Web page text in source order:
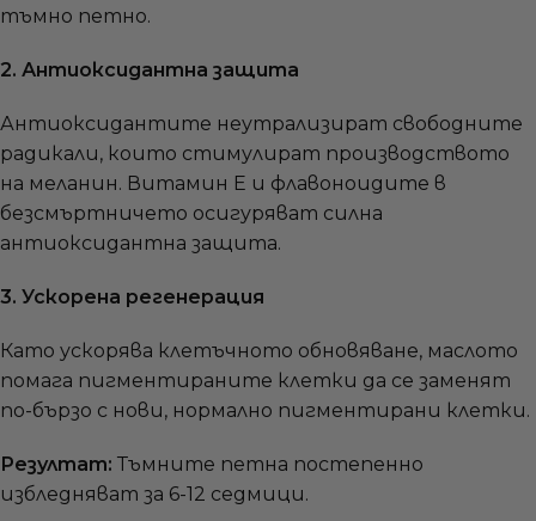
тъмно петно.
2. Антиоксидантна защита
Антиоксидантите неутрализират свободните
радикали, които стимулират производството
на меланин. Витамин Е и флавоноидите в
безсмъртничето осигуряват силна
антиоксидантна защита.
3. Ускорена регенерация
Като ускорява клетъчното обновяване, маслото
помага пигментираните клетки да се заменят
по-бързо с нови, нормално пигментирани клетки.
Резултат: Тъмните петна постепенно
избледняват за 6-12 седмици.